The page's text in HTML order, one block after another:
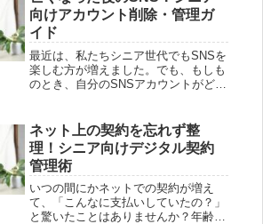
がちですが、早めに情報を知っておく
こ...
向けアカウント削除・管理ガ
イド
最近は、私たちシニア世代でもSNSを
楽しむ方が増えました。でも、もしも
のとき、自分のSNSアカウントがどう
ように、あらかじめ準備をしておきた
いですよね。しかし、各SNSのア...
ネット上の契約を忘れず整
理！シニア向けデジタル契約
管理術
いつの間にかネットでの契約が増え
て、「こんなに支払いしていたの？」
と驚いたことはありませんか？年齢を